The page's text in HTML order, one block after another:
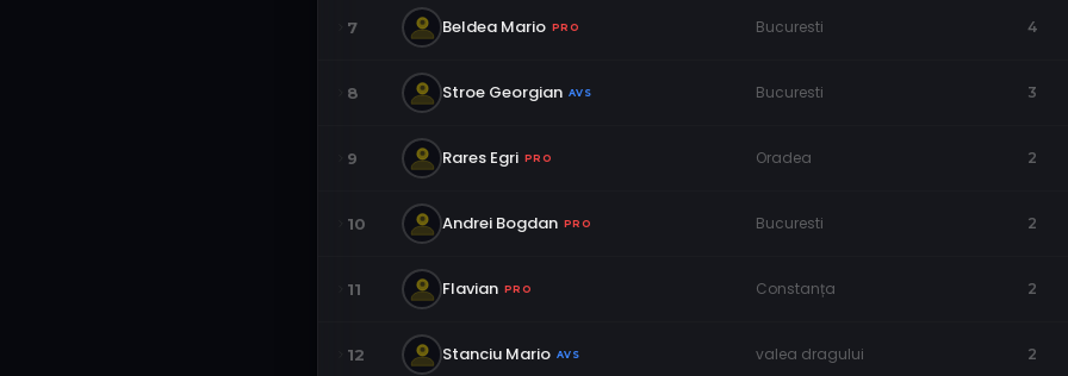
7 Beldea Mario PRO Bucuresti 4
8 Stroe Georgian AVS Bucuresti 3
9 Rares Egri PRO Oradea 2
10 Andrei Bogdan PRO Bucuresti 2
11 Flavian PRO Constanța 2
12 Stanciu Mario AVS valea dragului 2